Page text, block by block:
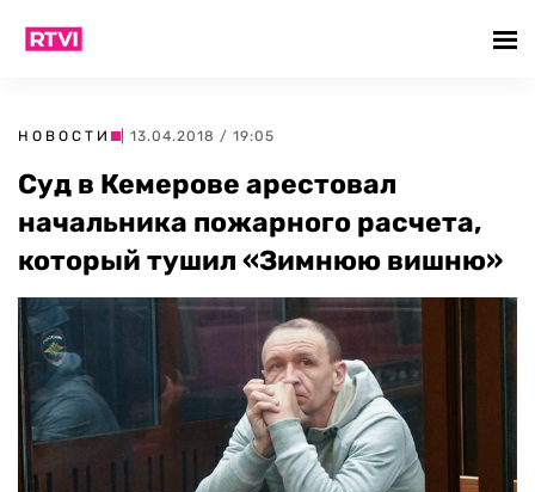
НОВОСТИ | 13.04.2018 / 19:05
Суд в Кемерове арестовал
начальника пожарного расчета,
который тушил «Зимнюю вишню»